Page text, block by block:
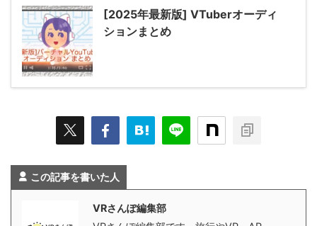
[2025年最新版] VTuberオーディ
ションまとめ
この記事を書いた人
VRさんぽ編集部